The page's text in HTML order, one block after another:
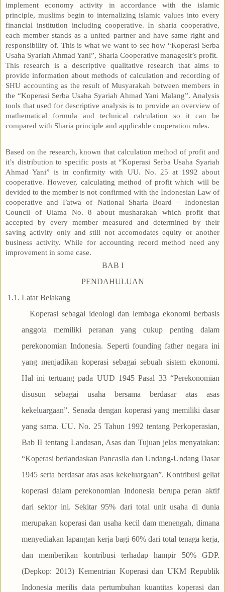
implement economy activity in accordance with the islamic
principle, muslims begin to internalizing islamic values into every
financial institution including cooperative. In sharia cooperative,
each member stands as a united partner and have same right and
responsibility of. This is what we want to see how “Koperasi Serba
Usaha Syariah Ahmad Yani”, Sharia Cooperative managesit’s profit.
This research is a descriptive qualitative research that aims to
provide information about methods of calculation and recording of
SHU accounting as the result of Musyarakah between members in
the “Koperasi Serba Usaha Syariah Ahmad Yani Malang”. Analysis
tools that used for descriptive analysis is to provide an overview of
mathematical formula and technical calculation so it can be
compared with Sharia principle and applicable cooperation rules.
Based on the research, known that calculation method of profit and
it’s distribution to specific posts at “Koperasi Serba Usaha Syariah
Ahmad Yani” is in confirmity with UU. No. 25 at 1992 about
cooperative. However, calculating method of profit which will be
devided to the member is not confirmed with the Indonesian Law of
cooperative and Fatwa of National Sharia Board – Indonesian
Council of Ulama No. 8 about musharakah which profit that
accepted by every member measured and determined by their
saving activity only and still not accomodates equity or another
business activity. While for accounting record method need any
improvement in some case.
BAB I
PENDAHULUAN
1.1. Latar Belakang
Koperasi sebagai ideologi dan lembaga ekonomi berbasis
anggota memiliki peranan yang cukup penting dalam
perekonomian Indonesia. Seperti founding father negara ini
yang menjadikan koperasi sebagai sebuah sistem ekonomi.
Hal ini tertuang pada UUD 1945 Pasal 33 “Perekonomian
disusun sebagai usaha bersama berdasar atas asas
kekeluargaan”. Senada dengan koperasi yang memiliki dasar
yang sama. UU. No. 25 Tahun 1992 tentang Perkoperasian,
Bab II tentang Landasan, Asas dan Tujuan jelas menyatakan:
“Koperasi berlandaskan Pancasila dan Undang-Undang Dasar
1945 serta berdasar atas asas kekeluargaan”. Kontribusi geliat
koperasi dalam perekonomian Indonesia berupa peran aktif
dari sektor ini. Sekitar 95% dari total unit usaha di dunia
merupakan koperasi dan usaha kecil dam menengah, dimana
menyediakan lapangan kerja bagi 60% dari total tenaga kerja,
dan memberikan kontribusi terhadap hampir 50% GDP.
(Depkop: 2013) Kementrian Koperasi dan UKM Republik
Indonesia merilis data pertumbuhan kuantitas koperasi dan